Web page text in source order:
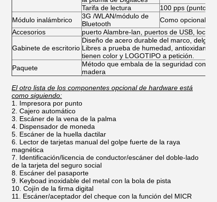
Tarifa de lectura
100 pps (puntos
Módulo inalámbrico
3G /WLAN/módulo de
Bluetooth
Como opcional
Accesorios
puerto Alambre-lan, puertos de USB,
Gabinete de escritorio
Diseño de acero durable del marco,
Libres a prueba de humedad,
tienen color y LOGOTIPO a petición.
Paquete
Método que embala de la seguridad con
madera
El otro lista de los componentes opcional de hardware está
como siguiendo:
Impresora por punto
Cajero automático
Escáner de la vena de la palma
Dispensador de moneda
Escáner de la huella dactilar
Lector de tarjetas manual del golpe fuerte de la raya
magnética
Identificación/licencia de conductor/escáner del doble-lado
de la tarjeta del seguro social
Escáner del pasaporte
Keyboad inoxidable del metal con la bola de pista
Cojín de la firma digital
Escáner/aceptador del cheque con la función del MICR